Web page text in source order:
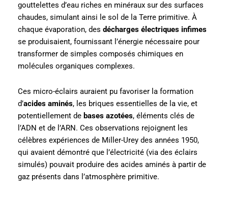
gouttelettes d’eau riches en minéraux sur des surfaces
chaudes, simulant ainsi le sol de la Terre primitive. À
chaque évaporation, des décharges électriques infimes
se produisaient, fournissant l’énergie nécessaire pour
transformer de simples composés chimiques en
molécules organiques complexes.
Ces micro-éclairs auraient pu favoriser la formation
d’acides aminés, les briques essentielles de la vie, et
potentiellement de bases azotées, éléments clés de
l’ADN et de l’ARN. Ces observations rejoignent les
célèbres expériences de Miller-Urey des années 1950,
qui avaient démontré que l’électricité (via des éclairs
simulés) pouvait produire des acides aminés à partir de
gaz présents dans l’atmosphère primitive.